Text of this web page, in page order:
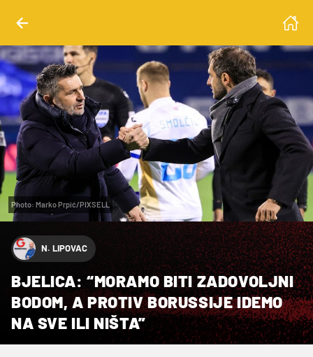
Photo: Marko Prpić/PIXSELL
N. LIPOVAC
BJELICA: “MORAMO BITI ZADOVOLJNI
BODOM, A PROTIV BORUSSIJE IDEMO
NA SVE ILI NIŠTA”